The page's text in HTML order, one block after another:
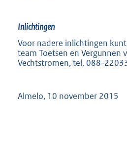
Inlichtingen
Voor nadere inlichtingen
team Toetsen en Vergunnen
Vechtstromen, tel. 088-
Almelo, 10 november 2015